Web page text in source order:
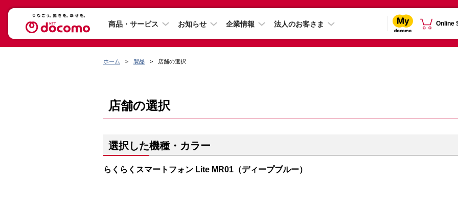
商品・サービス お知らせ 企業情報 法人のお客さま Online
ホーム 製品 店舗の選択
店舗の選択
選択した機種・カラー
らくらくスマートフォン Lite MR01（ディープブルー）